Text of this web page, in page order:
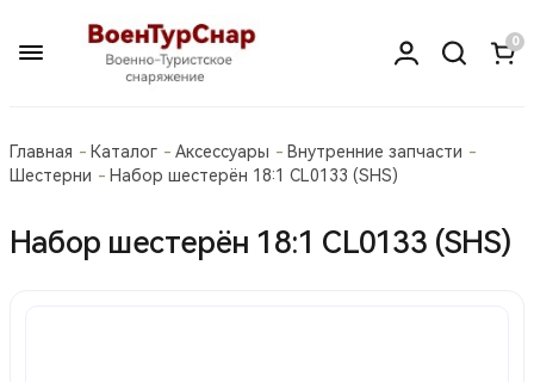
0
Главная Каталог Аксессуары
Внутренние запчасти
Шестерни
Набор шестерён 18:1 CL0133 (SHS)
Набор шестерён 18:1 CL0133 (SHS)